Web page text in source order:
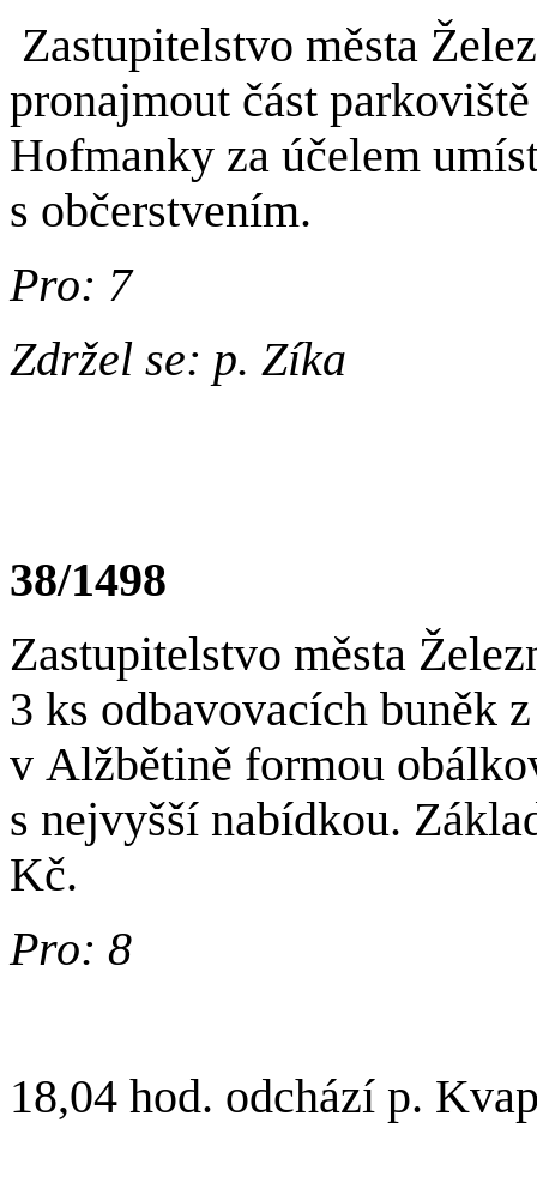
Zastupitelstvo města
pronajmout část
Hofmanky za účelem
s občerstvením.
Pro: 7
Zdržel se: p. Zíka
38/1498
Zastupitelstvo města
3 ks odbavovacích buněk
v Alžbětině formou
s nejvyšší nabídkou.
Kč.
Pro: 8
18,04 hod. odchází p.